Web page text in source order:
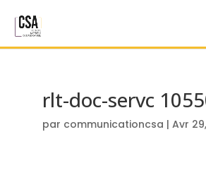
rlt-doc-servc
par communicationcsa | Avr